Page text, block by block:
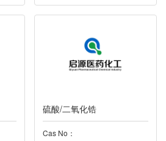
硫酸/二氧化锆
Cas No：